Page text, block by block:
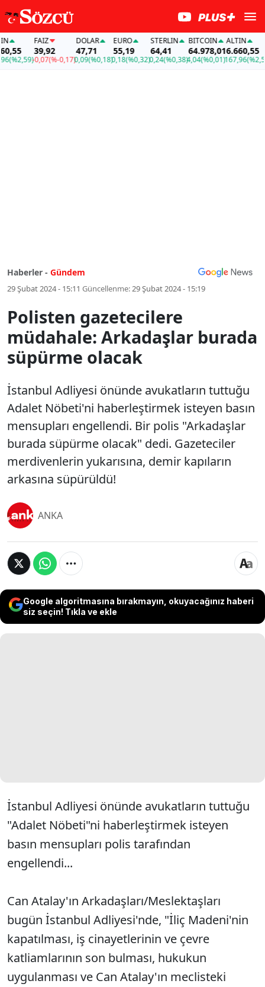
FAİZ
39,92
-0,07(%-0,17)
DOLAR
47,71
0,09(%0,18)
EURO
55,19
0,18(%0,32)
STERLIN
64,41
0,24(%0,38)
BITCOIN
64.978,01
4,04(%0,01)
ALTIN
6.660,55
167,96(%2,59)-
Haberler - Gündem
29 Şubat 2024 - 15:11 Güncellenme:29 Şubat 2024 - 15:19
Polisten gazetecilere
müdahale: Arkadaşlar burada
süpürme olacak
İstanbul Adliyesi önünde avukatların tuttuğu
Adalet Nöbeti'ni haberleştirmek isteyen basın
mensupları engellendi. Bir polis "Arkadaşlar
burada süpürme olacak" dedi. Gazeteciler
merdivenlerin yukarısına, demir kapıların
arkasına süpürüldü!
ANKA
Google algoritmasına bırakmayın, okuyacağınız haberi
siz seçin! Tıkla ve ekle
İstanbul Adliyesi önünde avukatların tuttuğu
"Adalet Nöbeti"ni haberleştirmek isteyen
basın mensupları polis tarafından
engellendi...
Can Atalay'ın Arkadaşları/Meslektaşları
bugün İstanbul Adliyesi'nde, "İliç Madeni'nin
kapatılması, iş cinayetlerinin ve çevre
katliamlarının son bulması, hukukun
uygulanması ve Can Atalay'ın meclisteki